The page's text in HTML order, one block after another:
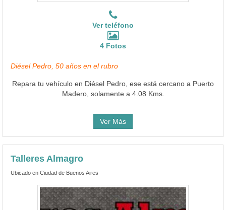
Ver teléfono
4 Fotos
Diésel Pedro, 50 años en el rubro
Repara tu vehículo en Diésel Pedro, ese está cercano a Puerto
Madero, solamente a 4.08 Kms.
Ver Más
Talleres Almagro
Ubicado en Ciudad de Buenos Aires